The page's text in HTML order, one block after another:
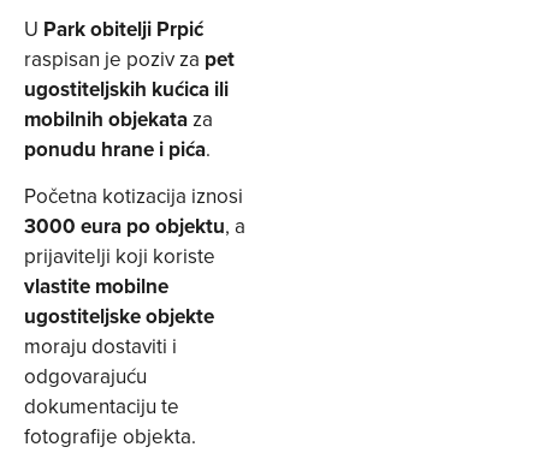
U Park obitelji Prpić
raspisan je poziv za pet
ugostiteljskih kućica ili
mobilnih objekataza
ponudu hrane i pića.
Početna kotizacija iznosi
3000 eura po objektu, a
prijavitelji koji koriste
vlastite mobilne
ugostiteljske objekte
moraju dostaviti i
odgovarajuću
dokumentaciju te
fotografije objekta.